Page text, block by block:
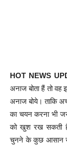
HOT NEWS
अनाज बोता हैं तो वह
अनाज बोये। ताकि
का चयन करना भी
को खुश रख सकती
चुनने के कुछ आसान से